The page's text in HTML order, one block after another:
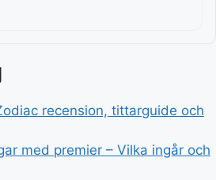
recension, tittarguide och
med premier – Vilka ingår och